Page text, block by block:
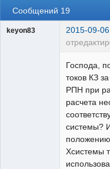
Сообщений 19
keyon83 2015-09-
Господа,
токов КЗ
РПН при
расчета
системы?
Хсистемы